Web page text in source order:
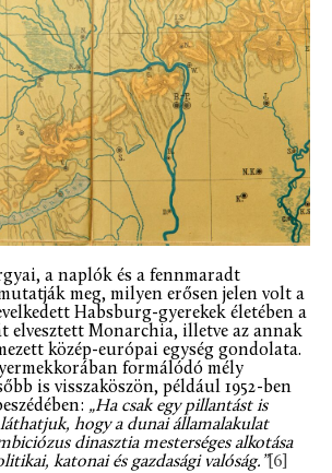
a naplók és a fennmaradt
meg, milyen erősen jelen volt a
Habsburg-gyerekek életében a
elvesztett Monarchia, illetve az annak
közép-európai egység gondolata.
formálódó mély
is visszaköszön, például 1952-ben
„Ha csak egy pillantást is
hogy a dunai államalakulat
dinasztia mesterséges alkotása
katonai és gazdasági valóság.”[6]